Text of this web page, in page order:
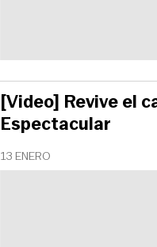
13 ENERO
[Video] Revive el
Espectacular